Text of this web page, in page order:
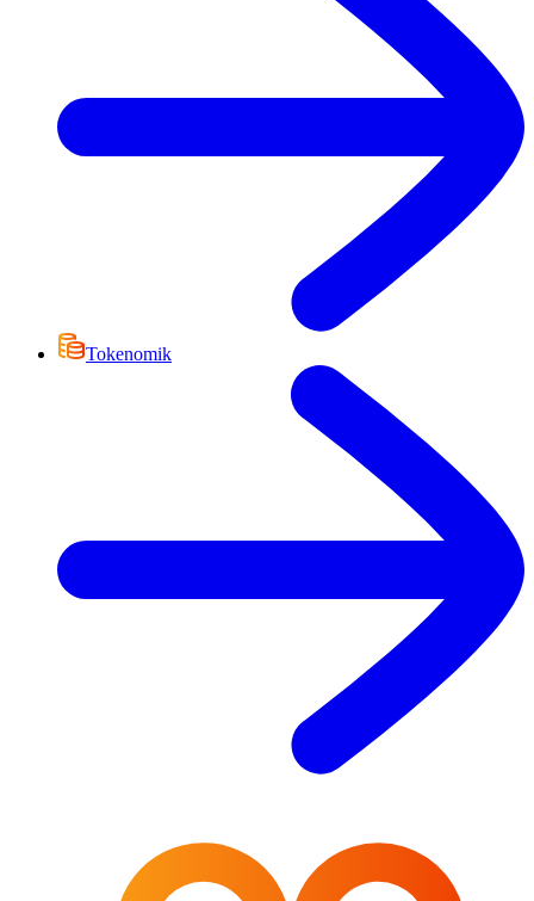
Tokenomik